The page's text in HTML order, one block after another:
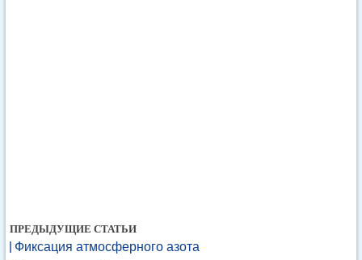
ПРЕДЫДУЩИЕ СТАТЬИ
Фиксация атмосферного азота